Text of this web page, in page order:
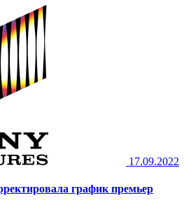
17.09.2022
график премьер